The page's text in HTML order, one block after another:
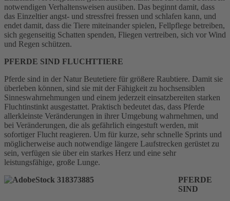
notwendigen Verhaltensweisen ausüben. Das beginnt damit, dass
das Einzeltier angst- und stressfrei fressen und schlafen kann, und
endet damit, dass die Tiere miteinander spielen, Fellpflege betreiben,
sich gegenseitig Schatten spenden, Fliegen vertreiben, sich vor Wind
und Regen schützen.
PFERDE SIND FLUCHTTIERE
Pferde sind in der Natur Beutetiere für größere Raubtiere. Damit sie
überleben können, sind sie mit der Fähigkeit zu hochsensiblen
Sinneswahrnehmungen und einem jederzeit einsatzbereiten starken
Fluchtinstinkt ausgestattet. Praktisch bedeutet das, dass Pferde
allerkleinste Veränderungen in ihrer Umgebung wahrnehmen, und
bei Veränderungen, die als gefährlich eingestuft werden, mit
sofortiger Flucht reagieren. Um für kurze, sehr schnelle Sprints und
möglicherweise auch notwendige längere Laufstrecken gerüstet zu
sein, verfügen sie über ein starkes Herz und eine sehr
leistungsfähige, große Lunge.
PFERDE
SIND